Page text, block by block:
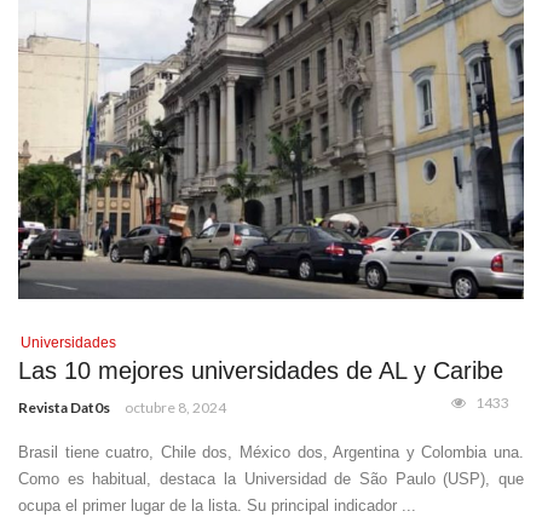
Universidades
Las 10 mejores universidades de AL y Caribe
Revista Dat0s octubre 8, 2024 1433
Brasil tiene cuatro, Chile dos, México dos, Argentina y Colombia una.
Como es habitual, destaca la Universidad de São Paulo (USP), que
ocupa el primer lugar de la lista. Su principal indicador ...